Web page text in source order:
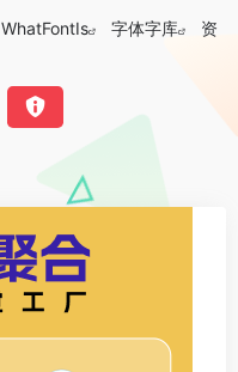
WhatFontIs 字体字库
资